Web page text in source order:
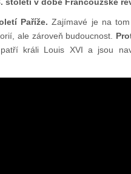
Paříže.Zajímavé je na
ale zároveň budoucnost.
králi Louis XVI a jsou